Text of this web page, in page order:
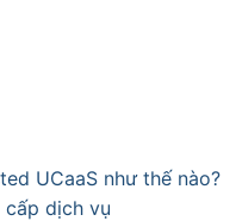
UCaaS như thế nào?
dịch vụ